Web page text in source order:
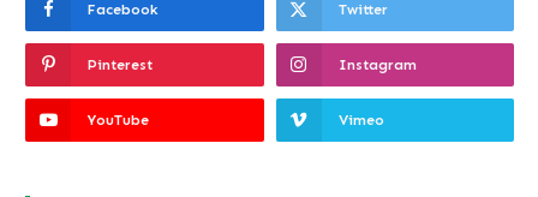
Facebook Twitter
Pinterest Instagram
YouTube Vimeo